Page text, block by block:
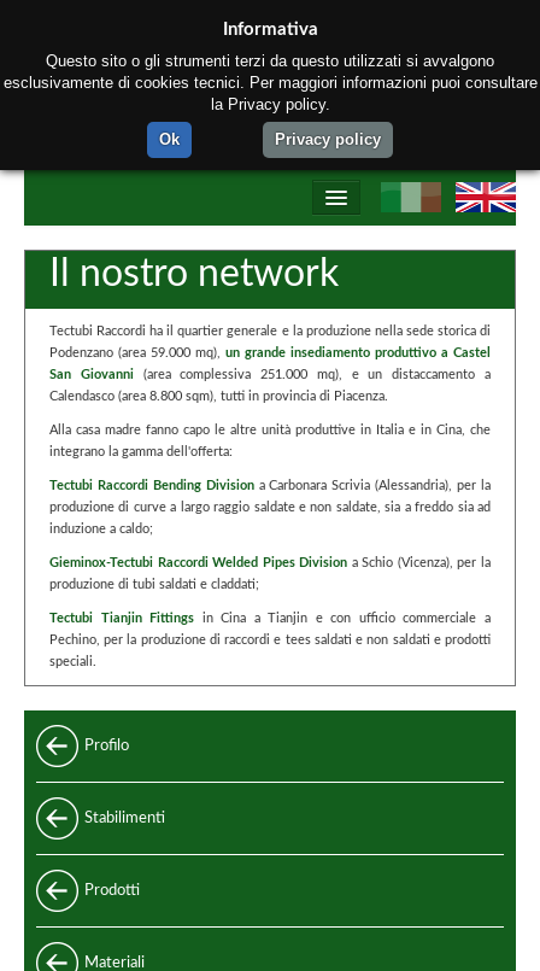
Home
Prodotti
Processo produttivo
Network Tectubi Raccordi
Contatti
Il nostro network
Tectubi Raccordi ha il quartier generale e la produzione nella sede storica di
Podenzano (area 59.000 mq), un grande insediamento produttivo a Castel
San Giovanni (area complessiva 251.000 mq), e un distaccamento a
Calendasco (area 8.800 sqm), tutti in provincia di Piacenza.
Alla casa madre fanno capo le altre unità produttive in Italia e in Cina, che
integrano la gamma dell'offerta:
Tectubi Raccordi Bending Divisiona Carbonara Scrivia (Alessandria), per la
produzione di curve a largo raggio saldate e non saldate, sia a freddo sia ad
induzione a caldo;
Gieminox-Tectubi Raccordi Welded Pipes Division a Schio (Vicenza), per la
produzione di tubi saldati e claddati;
Tectubi Tianjin Fittings
in Cina a Tianjin e con ufficio commerciale a
Pechino, per la produzione di raccordi e tees saldati e non saldati e prodotti
speciali.
Profilo
Stabilimenti
Prodotti
StandardMateriali
Informativa
Questo sito o gli strumenti terzi da questo utilizzati si avvalgono
esclusivamente di cookies tecnici. Per maggiori informazioni puoi consultare
la Privacy policy.
Ok
Privacy policy